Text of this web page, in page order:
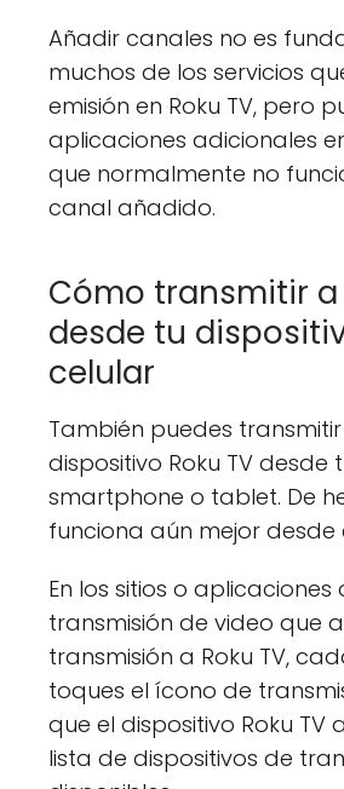
Añadir canales no es
muchos de los servicios
emisión en Roku TV, pero
aplicaciones adicionales
que normalmente no
canal añadido.
Cómo transmitir a
desde tu
celular
También puedes
dispositivo Roku TV desde
smartphone o tablet. De
funciona aún mejor desde
En los sitios o aplicaciones
transmisión de video que
transmisión a Roku TV,
toques el ícono de
que el dispositivo Roku TV
lista de dispositivos de